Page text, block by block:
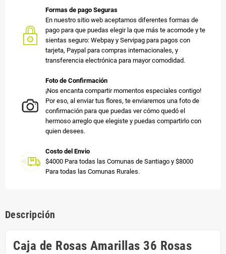
Formas de pago Seguras
En nuestro sitio web aceptamos diferentes formas de
pago para que puedas elegir la que más te acomode y te
sientas seguro: Webpay y Servipag para pagos con
tarjeta, Paypal para compras internacionales, y
transferencia electrónica para mayor comodidad.
Foto de Confirmación
¡Nos encanta compartir momentos especiales contigo!
Por eso, al enviar tus flores, te enviaremos una foto de
confirmación para que puedas ver cómo quedó el
hermoso arreglo que elegiste y puedas compartirlo con
quien desees.
Costo del Envio
$4000 Para todas las Comunas de Santiago y $8000
Para todas las Comunas Rurales.
Descripción
Caja de Rosas Amarillas 36 Rosas